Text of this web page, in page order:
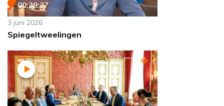
00:39:37
3 juni 2026
Spiegeltweelingen